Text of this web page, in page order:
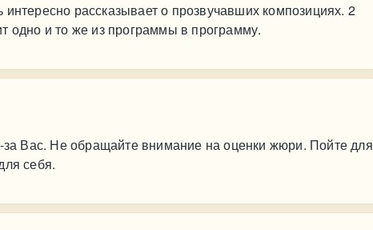
рассказывает о прозвучавших композициях. 2
одно и то же из программы в программу.
за Вас. Не обращайте внимание на оценки жюри. Пойте для
себя.